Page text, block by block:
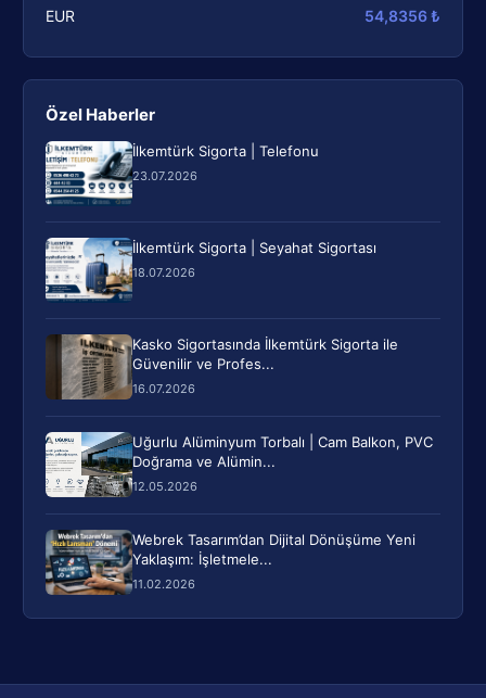
EUR 54,8356 ₺
Özel Haberler
İlkemtürk Sigorta | Telefonu
23.07.2026
İlkemtürk Sigorta | Seyahat Sigortası
18.07.2026
Kasko Sigortasında İlkemtürk Sigorta ile
Güvenilir ve Profes...
16.07.2026
Uğurlu Alüminyum Torbalı | Cam Balkon, PVC
Doğrama ve Alümin...
12.05.2026
Webrek Tasarım’dan Dijital Dönüşüme Yeni
Yaklaşım: İşletmele...
11.02.2026